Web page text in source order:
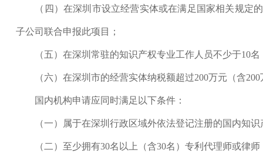
（四）在深圳市设立经营实体或在满足国家相关规定的
子公司联合申报此项目；
（五）在深圳常驻的知识产权专业工作人员不少于10名
（六）在深圳市的经营实体纳税额超过200万元（含200
国内机构申请应同时满足以下条件：
（一）属于在深圳行政区域外依法登记注册的国内知识
（二）至少拥有30名以上（含30名）专利代理师或律师